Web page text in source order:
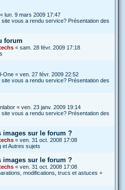
« lun. 9 mars 2009 17:47
site vous a rendu service? Présentation des
forum
« sam. 28 févr. 2009 17:18
One « ven. 27 févr. 2009 22:52
site vous a rendu service? Présentation des
« ven. 23 janv. 2009 19:14
site vous a rendu service? Présentation des
images sur le forum ?
« ven. 31 oct. 2008 17:08
et Autres sujets
images sur le forum ?
« ven. 31 oct. 2008 17:08
modifications, trucs et astuces +